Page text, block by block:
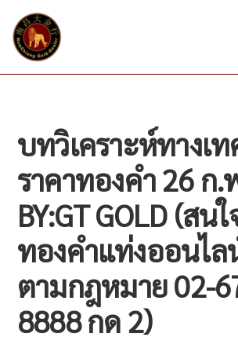
บทวิเคราะห์ทางเ
ราคาทองคำ 26 ก.
BY:GT GOLD (สน
ทองคำแท่งออนไ
ตามกฎหมาย 02-
8888 กด 2)